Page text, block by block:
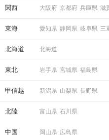
関西 大阪府 京都府 兵庫県 滋
東海 愛知県 静岡県 岐阜県 三
北海道 北海道
東北 岩手県 宮城県 福島県
甲信越 新潟県 山梨県 長野県
北陸 富山県 石川県
中国 岡山県 広島県